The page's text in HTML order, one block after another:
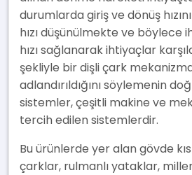
durumlarda giriş ve dönüş
hızı düşünülmekte ve böylece
hızı sağlanarak ihtiyaçlar
şekliyle bir dişli çark
adlandırıldığını söylemenin
sistemler, çeşitli makine ve
tercih edilen sistemlerdir.
Bu ürünlerde yer alan gövde
çarklar, rulmanlı yataklar,